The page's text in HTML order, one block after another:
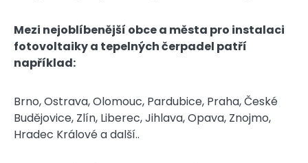
Mezi nejoblíbenější obce a města pro instalaci
fotovoltaiky a tepelných čerpadel patří
například:
Brno, Ostrava, Olomouc, Pardubice, Praha, České
Budějovice, Zlín, Liberec, Jihlava, Opava, Znojmo,
Hradec Králové a další..